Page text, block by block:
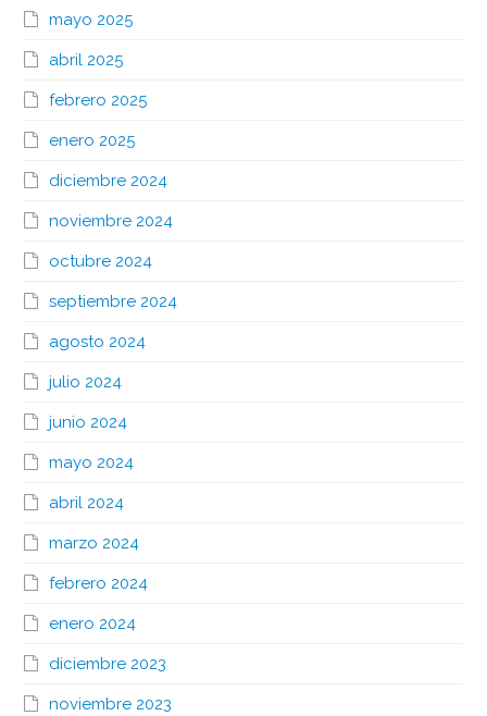
mayo 2025
abril 2025
febrero 2025
enero 2025
diciembre 2024
noviembre 2024
octubre 2024
septiembre 2024
agosto 2024
julio 2024
junio 2024
mayo 2024
abril 2024
marzo 2024
febrero 2024
enero 2024
diciembre 2023
noviembre 2023